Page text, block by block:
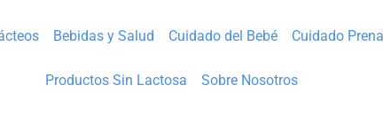
Bebidas y Salud Cuidado del Bebé Cuidado
Productos Sin Lactosa Sobre Nosotros